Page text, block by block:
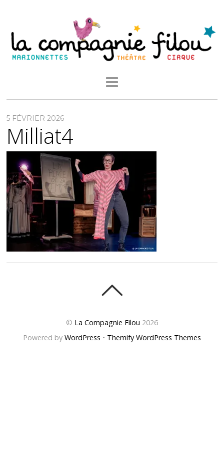
5 FÉVRIER 2026
Milliat4
© La Compagnie Filou 2026
Powered by WordPress • Themify WordPress Themes